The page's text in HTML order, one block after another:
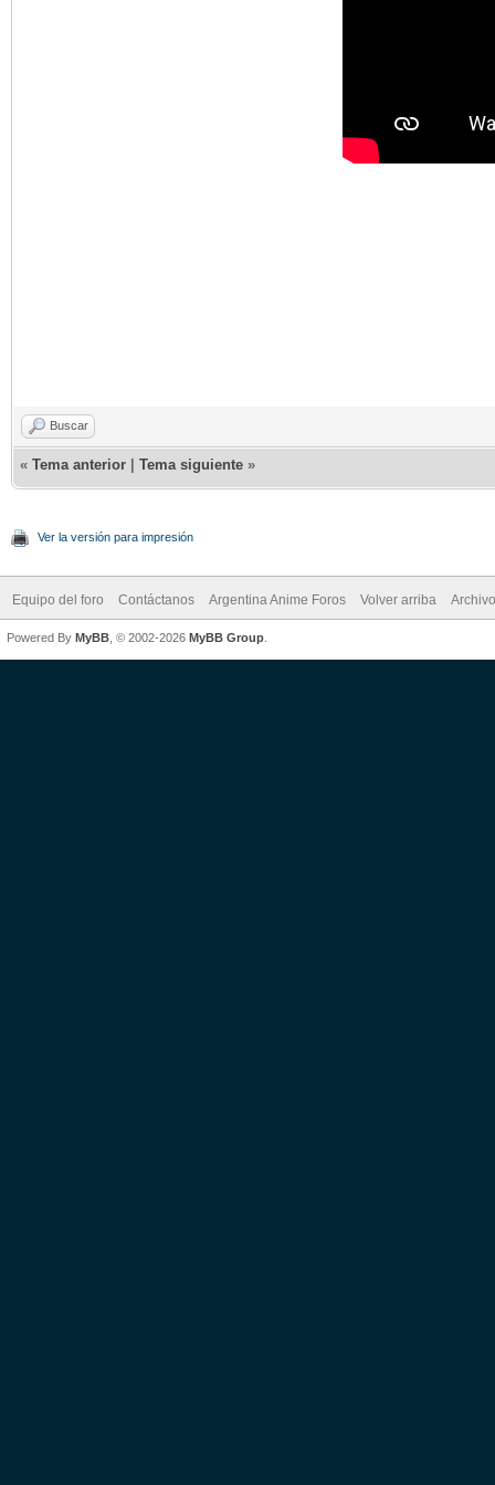
Buscar
« Tema anterior Tema siguiente »
Ver la versión para impresión
Equipo del foro Contáctanos Argentina Anime Foros Volver arriba
Powered By MyBB , © 2002-2026 MyBB Group